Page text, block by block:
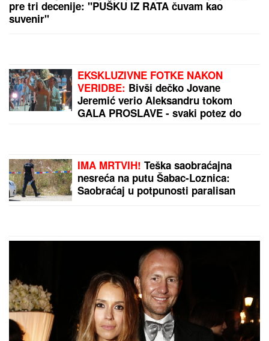
Brat i snajka Teodore Džehverović pazarili luks stan
u Dubaiju: "Plan nam je bio potpuno drugačiji, ali..."